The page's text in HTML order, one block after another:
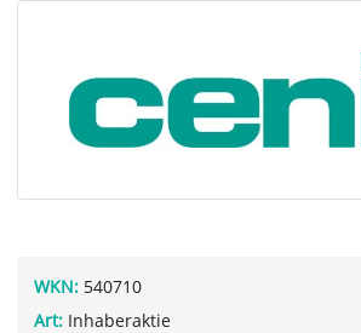
WKN: 540710
Art: Inhaberaktie